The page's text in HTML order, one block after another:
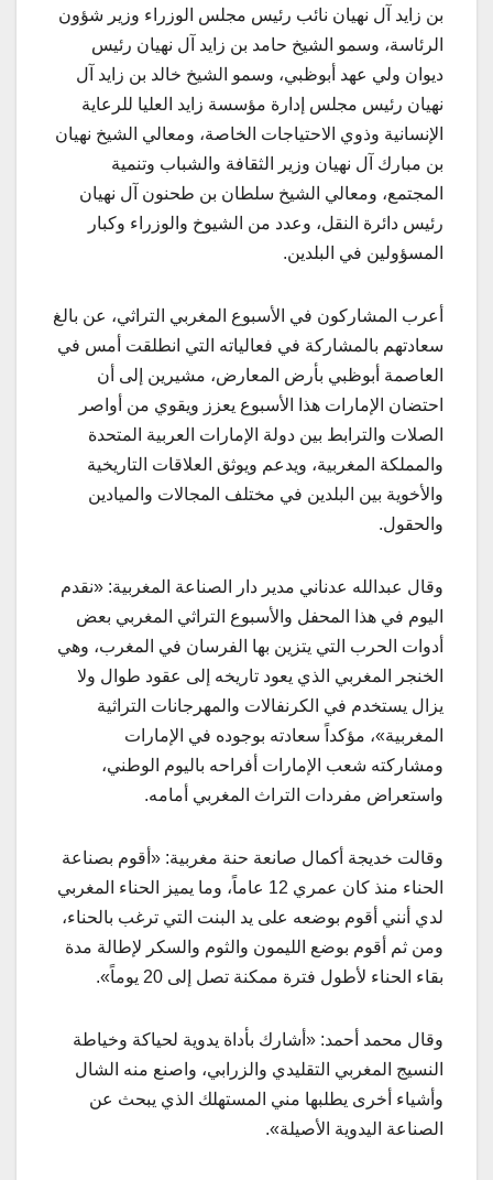
بن زايد آل نهيان نائب رئيس مجلس الوزراء وزير شؤون
الرئاسة، وسمو الشيخ حامد بن زايد آل نهيان رئيس
ديوان ولي عهد أبوظبي، وسمو الشيخ خالد بن زايد آل
نهيان رئيس مجلس إدارة مؤسسة زايد العليا للرعاية
الإنسانية وذوي الاحتياجات الخاصة، ومعالي الشيخ نهيان
بن مبارك آل نهيان وزير الثقافة والشباب وتنمية
المجتمع، ومعالي الشيخ سلطان بن طحنون آل نهيان
رئيس دائرة النقل، وعدد من الشيوخ والوزراء وكبار
المسؤولين في البلدين.
أعرب المشاركون في الأسبوع المغربي التراثي، عن بالغ
سعادتهم بالمشاركة في فعالياته التي انطلقت أمس في
العاصمة أبوظبي بأرض المعارض، مشيرين إلى أن
احتضان الإمارات هذا الأسبوع يعزز ويقوي من أواصر
الصلات والترابط بين دولة الإمارات العربية المتحدة
والمملكة المغربية، ويدعم ويوثق العلاقات التاريخية
والأخوية بين البلدين في مختلف المجالات والميادين
والحقول.
وقال عبدالله عدناني مدير دار الصناعة المغربية: «نقدم
اليوم في هذا المحفل والأسبوع التراثي المغربي بعض
أدوات الحرب التي يتزين بها الفرسان في المغرب، وهي
الخنجر المغربي الذي يعود تاريخه إلى عقود طوال ولا
يزال يستخدم في الكرنفالات والمهرجانات التراثية
المغربية»، مؤكداً سعادته بوجوده في الإمارات
ومشاركته شعب الإمارات أفراحه باليوم الوطني،
واستعراض مفردات التراث المغربي أمامه.
وقالت خديجة أكمال صانعة حنة مغربية: «أقوم بصناعة
الحناء منذ كان عمري 12 عاماً، وما يميز الحناء المغربي
لدي أنني أقوم بوضعه على يد البنت التي ترغب بالحناء،
ومن ثم أقوم بوضع الليمون والثوم والسكر لإطالة مدة
بقاء الحناء لأطول فترة ممكنة تصل إلى 20 يوماً».
وقال محمد أحمد: «أشارك بأداة يدوية لحياكة وخياطة
النسيج المغربي التقليدي والزرابي، واصنع منه الشال
وأشياء أخرى يطلبها مني المستهلك الذي يبحث عن
الصناعة اليدوية الأصيلة».